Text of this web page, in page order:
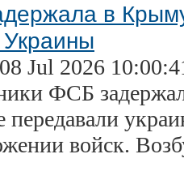
в
Украины
Jul 2026
ФСБ
передавали
войск.